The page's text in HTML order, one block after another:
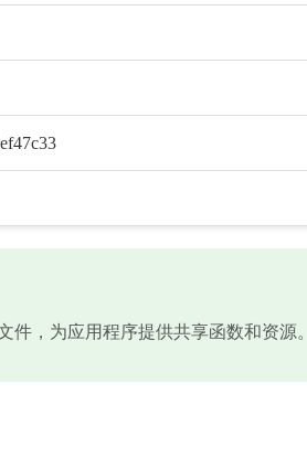
件，为应用程序提供共享函数和资源。